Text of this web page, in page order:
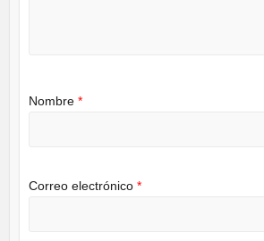
Nombre *
Correo electrónico *